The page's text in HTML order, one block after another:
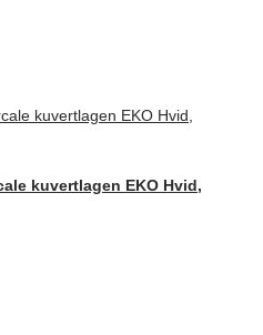
kuvertlagen EKO Hvid,